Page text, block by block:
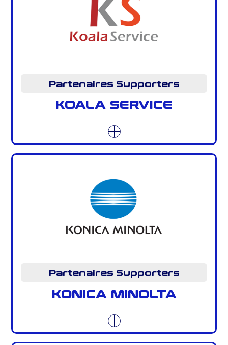
Partenaires Supporters
KOALA SERVICE
Partenaires Supporters
KONICA MINOLTA